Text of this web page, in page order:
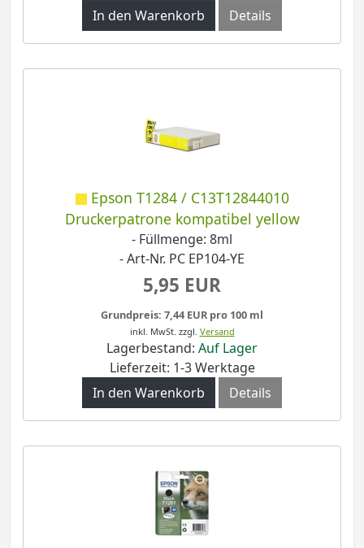
In den Warenkorb
Details
Epson T1284 / C13T12844010
Druckerpatrone kompatibel yellow
- Füllmenge: 8ml
- Art-Nr. PC EP104-YE
5,95 EUR
Grundpreis: 7,44 EUR pro 100 ml
inkl. MwSt. zzgl. Versand
Lagerbestand: Auf Lager
Lieferzeit: 1-3 Werktage
In den Warenkorb
Details